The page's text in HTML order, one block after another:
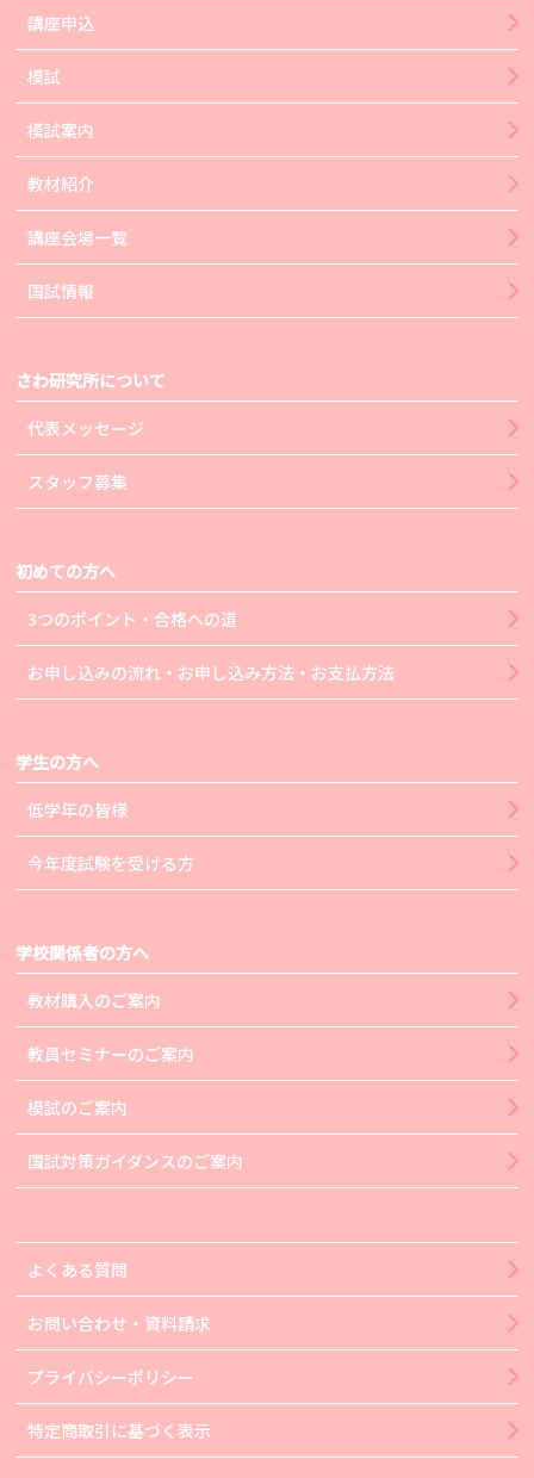
講座申込
模試
模試案内
教材紹介
講座会場一覧
国試情報
さわ研究所について
代表メッセージ
スタッフ募集
初めての方へ
3つのポイント・合格への道
お申し込みの流れ・お申し込み方法・お支払方法
学生の方へ
低学年の皆様
今年度試験を受ける方
学校関係者の方へ
教材購入のご案内
教員セミナーのご案内
模試のご案内
国試対策ガイダンスのご案内
よくある質問
お問い合わせ・資料請求
プライバシーポリシー
特定商取引に基づく表示